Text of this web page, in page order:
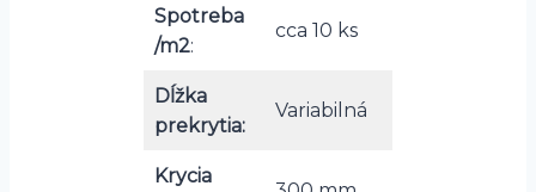
Spotreba
/m2:
cca 10 ks
Dĺžka
prekrytia:
Variabilná
Krycia